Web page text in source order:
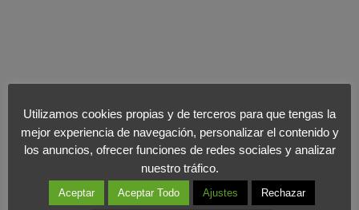
Utilizamos cookies propias y de terceros para que tengas la
mejor experiencia de navegación, personalizar el contenido y
los anuncios, ofrecer funciones de redes sociales y analizar
nuestro tráfico.
Aceptar Aceptar Todo Ajustes Rechazar